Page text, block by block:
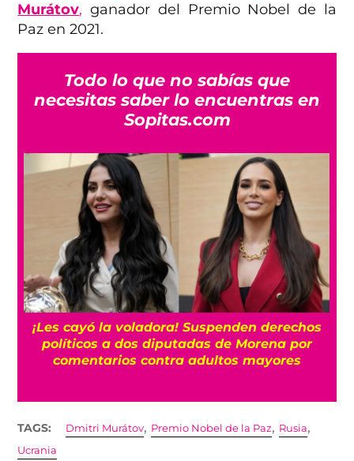
Murátov, ganador del Premio Nobel de la
Paz en 2021.
Todo lo que no sabías que
necesitas saber lo encuentras en
Sopitas.com
¡Les cayó la voladora! Suspenden derechos
políticos a dos diputadas de Morena por
comentarios contra adultos mayores
TAGS: Dmitri Murátov, Premio Nobel de la Paz, Rusia,
Ucrania